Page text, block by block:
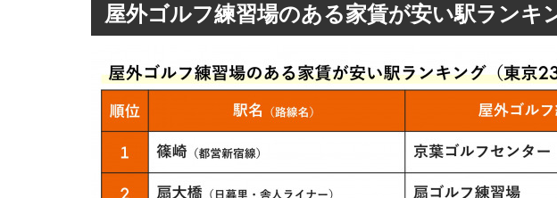
屋外ゴルフ練習場のある家賃が安い駅ランキ